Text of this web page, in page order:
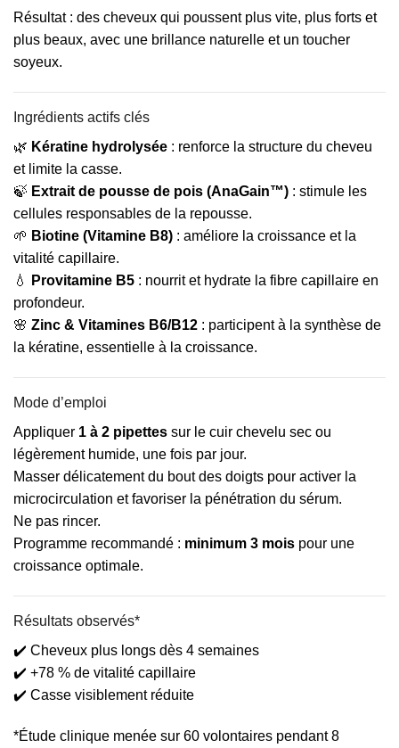
Résultat : des cheveux qui poussent plus vite, plus forts et
plus beaux, avec une brillance naturelle et un toucher
soyeux.
Ingrédients actifs clés
🌿 Kératine hydrolysée : renforce la structure du cheveu
et limite la casse.
🍃 Extrait de pousse de pois (AnaGain™) : stimule les
cellules responsables de la repousse.
🌱 Biotine (Vitamine B8) : améliore la croissance et la
vitalité capillaire.
💧
Provitamine B5 : nourrit et hydrate la fibre capillaire en
profondeur.
🌸 Zinc & Vitamines B6/B12 : participent à la synthèse de
la kératine, essentielle à la croissance.
Mode d’emploi
Appliquer 1 à 2 pipettes sur le cuir chevelu sec ou
légèrement humide, une fois par jour.
Masser délicatement du bout des doigts pour activer la
microcirculation et favoriser la pénétration du sérum.
Ne pas rincer.
Programme recommandé : minimum 3 mois pour une
croissance optimale.
Résultats observés*
✔️ Cheveux plus longs dès 4 semaines
✔️ +78 % de vitalité capillaire
✔️ Casse visiblement réduite
*Étude clinique menée sur 60 volontaires pendant 8